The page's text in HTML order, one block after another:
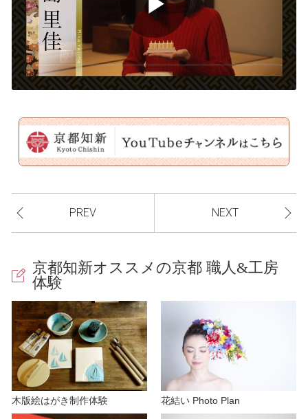
P
a
y
V
i
PREV NEXT
京都知新オススメの京都 職人&工房
体験
木版絵はがき制作体験 花結い Photo Plan